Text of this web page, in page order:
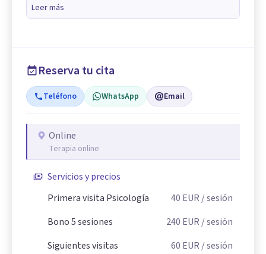
Leer más
Reserva tu cita
Teléfono WhatsApp Email
Online
Terapia online
Servicios y precios
Primera visita Psicología
40 EUR / sesión
Bono 5 sesiones
240 EUR / sesión
Siguientes visitas
60 EUR / sesión